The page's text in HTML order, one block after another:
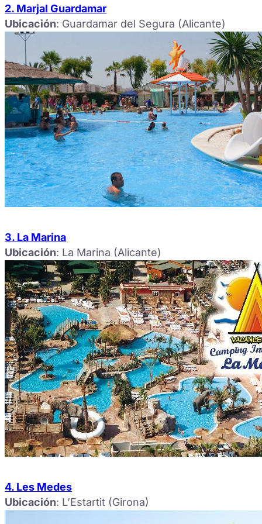
2. Marjal Guardamar
Ubicación: Guardamar del Segura (Alicante)
3. La Marina
Ubicación: La Marina (Alicante)
4. Les Medes
Ubicación: L’Estartit (Girona)